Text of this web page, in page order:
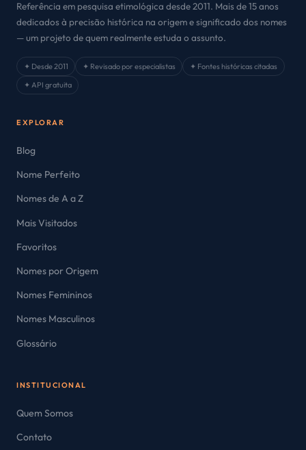
Referência em pesquisa etimológica desde 2011. Mais de 15 anos
dedicados à precisão histórica na origem e significado dos nomes
— um projeto de quem realmente estuda o assunto.
✦ Desde 2011 ✦ Revisado por especialistas
✦ Fontes históricas citadas
✦ API gratuita
EXPLORAR
Blog
Nome Perfeito
Nomes de A a Z
Mais Visitados
Favoritos
Nomes por Origem
Nomes Femininos
Nomes Masculinos
Glossário
INSTITUCIONAL
Quem Somos
Contato